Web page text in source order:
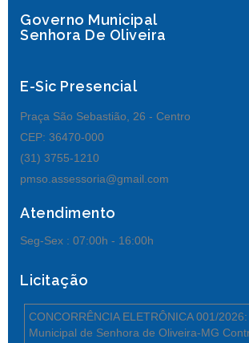
Governo Municipal
Senhora De Oliveira
E-Sic Presencial
Praça São Sebastião, 26 - Centro
CEP: 36470-000
(31) 3755-1210
pmso.assessoria@gmail.com
Atendimento
Seg-Sex : 07:00h - 16:00h
Licitação
CONCORRÊNCIA ELETRÔNICA 001/
Municipal de Senhora de Oliveira-MG